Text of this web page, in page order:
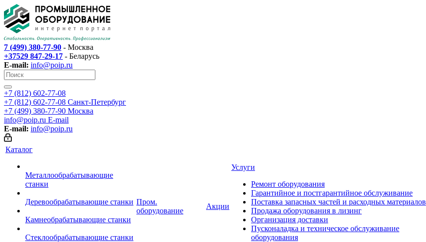
7 (499) 380-77-90 - Москва
+37529 847-29-17 - Беларусь
E-mail: info@poip.ru
+7 (812) 602-77-08
+7 (812) 602-77-08 Санкт-Петербург
+7 (499) 380-77-90 Москва
info@poip.ru E-mail
E-mail: info@poip.ru
Каталог
Металлообрабатывающие
станки
Деревообрабатывающие станки
Камнеобрабатывающие станки
Стеклообрабатывающие станки
Пром.
оборудование
Акции
Услуги
Ремонт оборудования
Гарантийное и постгарантийное обслуживание
Поставка запасных частей и расходных материалов
Продажа оборудования в лизинг
Организация доставки
Пусконаладка и техническое обслуживание
оборудования